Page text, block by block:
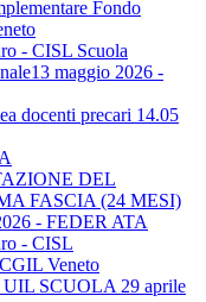
Fondo
- CISL Scuola
maggio 2026 -
docenti precari 14.05
DEL
FASCIA (24 MESI)
- FEDER ATA
- CISL
Veneto
UIL SCUOLA 29 aprile